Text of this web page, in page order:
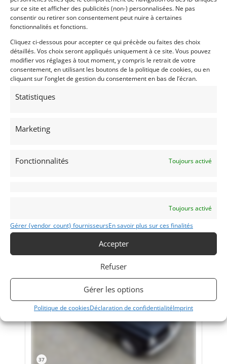
sur ce site et afficher des publicités (non-) personnalisées. Ne pas
consentir ou retirer son consentement peut nuire à certaines
fonctionnalités et fonctions.
Cliquez ci-dessous pour accepter ce qui précède ou faites des choix
détaillés. Vos choix seront appliqués uniquement à ce site. Vous pouvez
modifier vos réglages à tout moment, y compris le retrait de votre
consentement, en utilisant les boutons de la politique de cookies, ou en
cliquant sur l’onglet de gestion du consentement en bas de l’écran.
Statistiques
Marketing
Fonctionnalités Toujours activé
Toujours activé
Gérer {vendor_count} fournisseursEn savoir plus sur ces finalités
Accepter
Refuser
Gérer les options
Politique de cookiesDéclaration de confidentialitéImprint
10
SCHOTEN (BELGIQUE)
1 009 vues
Vendu par : RMD
37